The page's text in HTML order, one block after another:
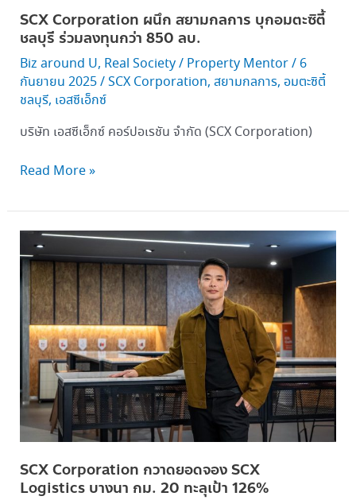
SCX Corporation ผนึก สยามกลการ บุกอมตะซิตี้
ชลบุรี ร่วมลงทุนกว่า 850 ลบ.
Biz around U, Real Society/ Property Mentor/ 6
กันยายน 2025/SCX Corporation, สยามกลการ, อมตะซิตี้
ชลบุรี, เอสซีเอ็กซ์
บริษัท เอสซีเอ็กซ์ คอร์ปอเรชัน จำกัด (SCX Corporation)
Read More »
SCX Corporation กวาดยอดจอง SCX
Logistics บางนา กม. 20 ทะลุเป้า 126%
Corporation กวาด
ยอด
จอง SCX
Logistics บางนา
กม. 20 ทะลุ
เป้า 126%